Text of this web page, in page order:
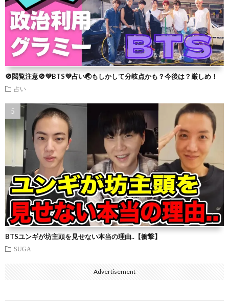
🚫閲覧注意🚫💜BTS💜占い🌏もしかして分岐点かも？今後は？厳しめ！
占い
BTSユンギが坊主頭を見せない本当の理由..【衝撃】
SUGA
Advertisement